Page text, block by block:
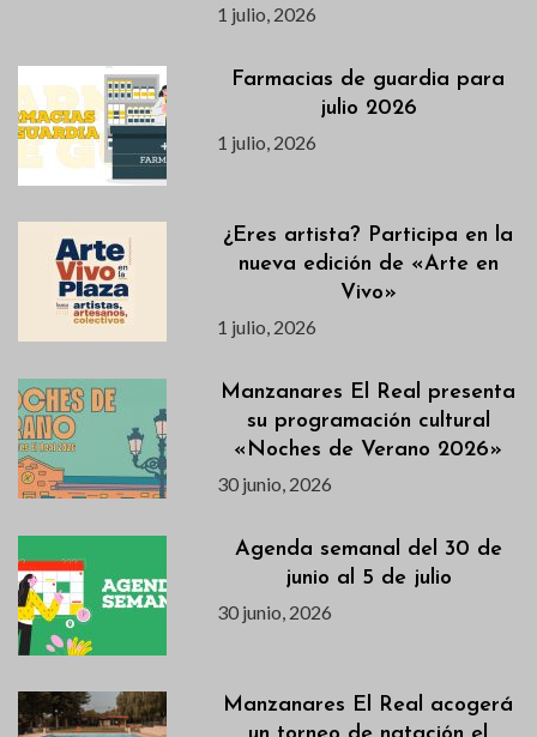
1 julio, 2026
Farmacias de guardia para
julio 2026
1 julio, 2026
¿Eres artista? Participa en la
nueva edición de «Arte en
Vivo»
1 julio, 2026
Manzanares El Real presenta
su programación cultural
«Noches de Verano 2026»
30 junio, 2026
Agenda semanal del 30 de
junio al 5 de julio
30 junio, 2026
Manzanares El Real acogerá